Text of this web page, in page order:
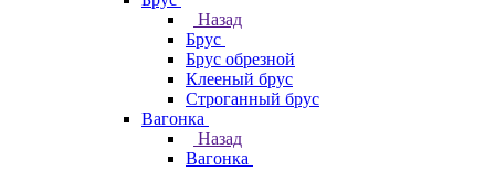
Назад
Брус
Брус обрезной
Клееный брус
Строганный брус
Вагонка
Назад
Вагонка